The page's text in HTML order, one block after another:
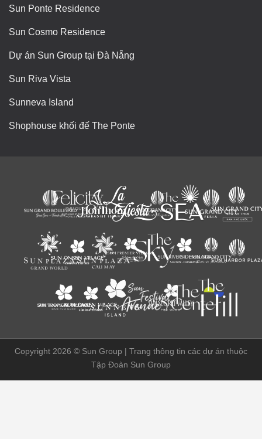
Sun Ponte Residence
Sun Cosmo Residence
Dự án Sun Group tại Đà Nẵng
Sun Riva Vista
Sunneva Island
Shophouse khối đế The Ponte
Copyright 2026 © Sun Group | Trang thông tin các dự án thuộc
Tập Đoàn Sun Group